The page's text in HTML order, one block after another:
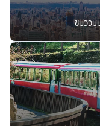
ชมวิวมุ